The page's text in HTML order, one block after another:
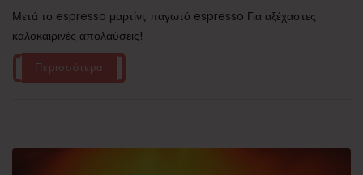
Μετά το espresso μαρτίνι, παγωτό espresso Για αξέχαστες
καλοκαιρινές απολαύσεις!
Περισσότερα